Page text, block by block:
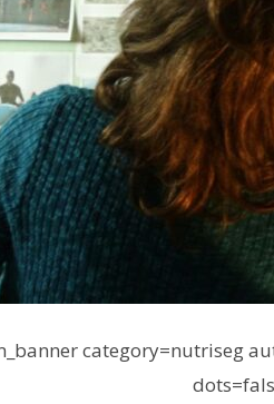
category=nutriseg